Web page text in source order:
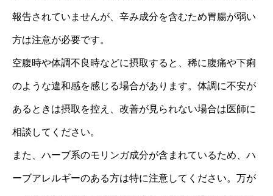
報告されていませんが、辛み成分を含むため胃腸が弱い
方は注意が必要です。
空腹時や体調不良時などに摂取すると、稀に腹痛や下痢
のような違和感を感じる場合があります。体調に不安が
あるときは摂取を控え、改善が見られない場合は医師に
相談してください。
また、ハーブ系のモリンガ成分が含まれているため、ハ
ーブアレルギーのある方は特に注意してください。万が